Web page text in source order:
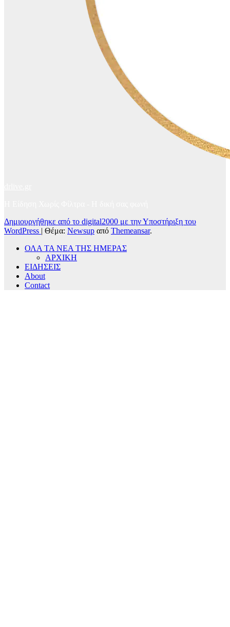
Δημιουργήθηκε από το digital2000 με την Υποστήριξη του
WordPress | Θέμα: Newsup από Themeansar.
ΟΛΑ ΤΑ ΝΕΑ ΤΗΣ ΗΜΕΡΑΣ
ΑΡΧΙΚΗ
ΕΙΔΗΣΕΙΣ
About
Contact